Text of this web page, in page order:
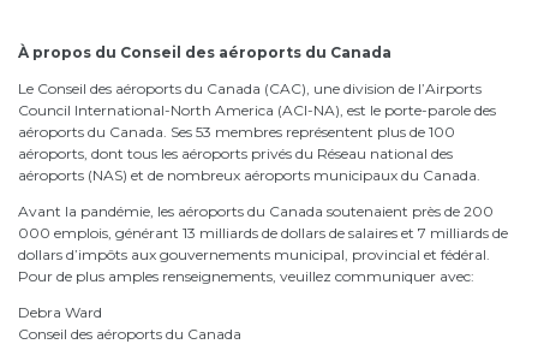
À propos du Conseil des aéroports du Canada
Le Conseil des aéroports du Canada (CAC), une division de l’Airports
Council International-North America (ACI-NA), est le porte-parole des
aéroports du Canada. Ses 53 membres représentent plus de 100
aéroports, dont tous les aéroports privés du Réseau national des
aéroports (NAS) et de nombreux aéroports municipaux du Canada.
Avant la pandémie, les aéroports du Canada soutenaient près de 200
000 emplois, générant 13 milliards de dollars de salaires et 7 milliards de
dollars d’impôts aux gouvernements municipal, provincial et fédéral.
Pour de plus amples renseignements, veuillez communiquer avec:
Debra Ward
Conseil des aéroports du Canada